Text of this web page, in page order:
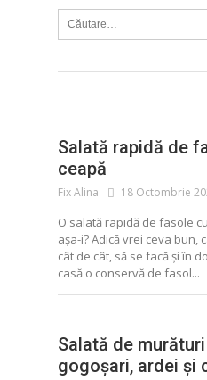
Caută
după:
Salată rapidă de
ceapă
Fix Alina 18 Octombrie
O salată rapidă de fasole
așa-i? Adică vrei ceva bun,
cât de cât, să se facă și în
casă o conservă de fasol...
ALIMENTE CONSERVATE
MURATURI SALATA
Salată de
gogoșari, ardei și